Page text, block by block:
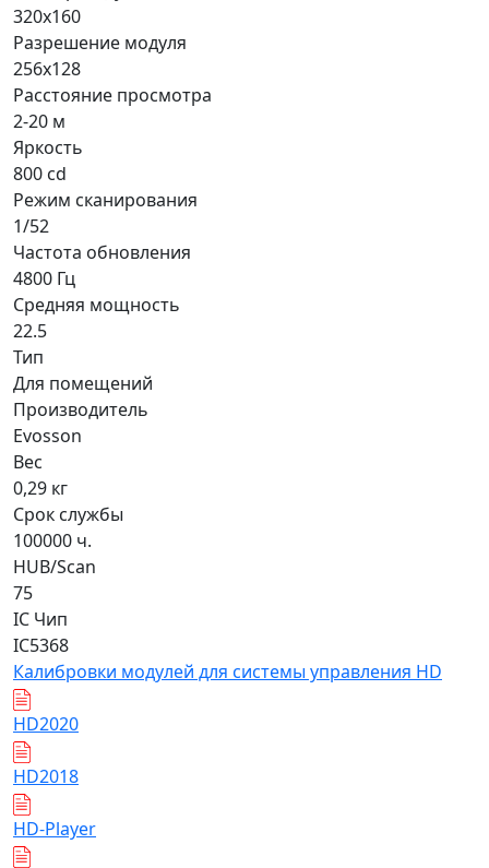
320x160
Разрешение модуля
256x128
Расстояние просмотра
2-20 м
Яркость
800 cd
Режим сканирования
1/52
Частота обновления
4800 Гц
Средняя мощность
22.5
Тип
Для помещений
Производитель
Evosson
Вес
0,29 кг
Срок службы
100000 ч.
HUB/Scan
75
IC Чип
IC5368
Калибровки модулей для системы управления HD
HD2020
HD2018
HD-Player